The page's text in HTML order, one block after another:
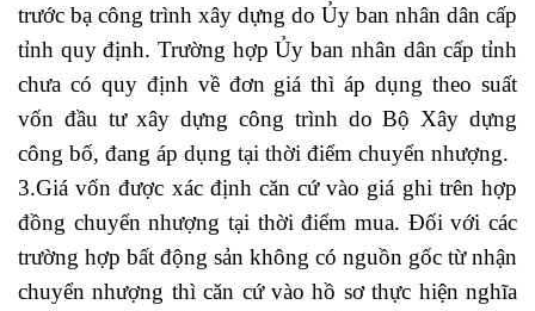
trước bạ công trình xây dựng do Ủy ban nhân dân cấp
tỉnh quy định. Trường hợp Ủy ban nhân dân cấp tỉnh
chưa có quy định về đơn giá thì áp dụng theo suất
vốn đầu tư xây dựng công trình do Bộ Xây dựng
công bố, đang áp dụng tại thời điểm chuyển nhượng.
3.Giá vốn được xác định căn cứ vào giá ghi trên hợp
đồng chuyển nhượng tại thời điểm mua. Đối với các
trường hợp bất động sản không có nguồn gốc từ nhận
chuyển nhượng thì căn cứ vào hồ sơ thực hiện nghĩa